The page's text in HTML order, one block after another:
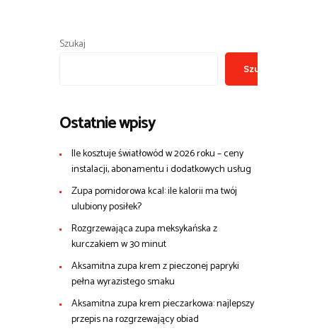
Szukaj
Szukaj
Ostatnie wpisy
Ile kosztuje światłowód w 2026 roku – ceny
instalacji, abonamentu i dodatkowych usług
Zupa pomidorowa kcal: ile kalorii ma twój
ulubiony posiłek?
Rozgrzewająca zupa meksykańska z
kurczakiem w 30 minut
Aksamitna zupa krem z pieczonej papryki
pełna wyrazistego smaku
Aksamitna zupa krem pieczarkowa: najlepszy
przepis na rozgrzewający obiad